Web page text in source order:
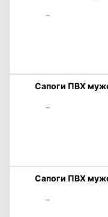
-
Сапоги ПВХ
-
Сапоги ПВХ
-